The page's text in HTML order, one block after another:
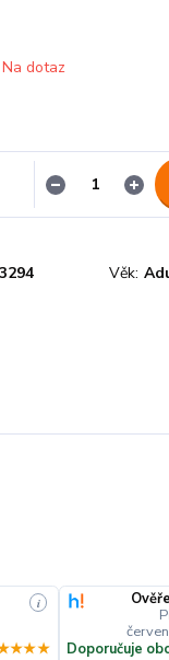
Na dotaz
Věk:
i
Doporučuje